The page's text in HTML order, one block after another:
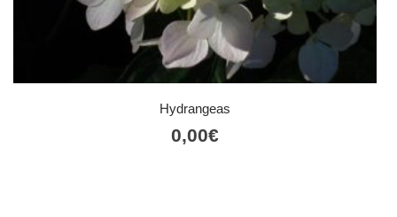
Hydrangeas
0,00€